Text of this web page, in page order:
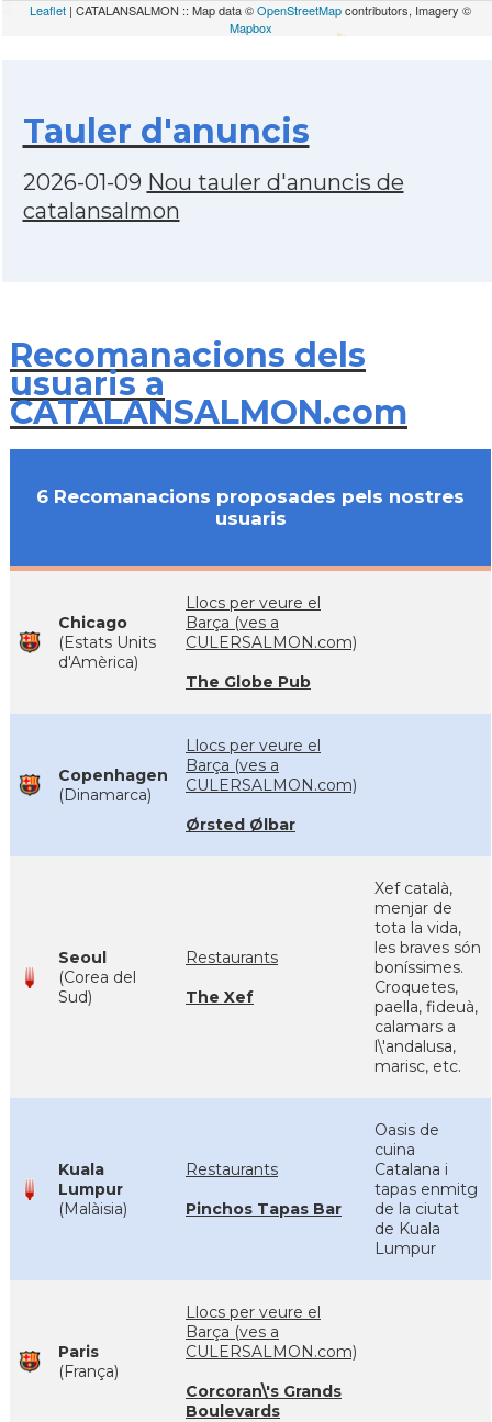
Leaflet | CATALANSALMON :: Map data ©OpenStreetMapcontributors, Imagery ©
Mapbox
Tauler d'anuncis
2026-01-09 Nou tauler d'anuncis de
catalansalmon
Recomanacions dels
usuaris a
CATALANSALMON.com
6 Recomanacions proposades pels nostres
usuaris
Chicago
(Estats Units
d'Amèrica)
Llocs per veure el
Barça (ves a
CULERSALMON.com)
The Globe Pub
Copenhagen
(Dinamarca)
Llocs per veure el
Barça (ves a
CULERSALMON.com)
Ørsted Ølbar
Seoul
(Corea del
Sud)
Restaurants
The Xef
Xef català,
menjar de
tota la vida,
les braves són
boníssimes.
Croquetes,
paella, fideuà,
calamars a
l\'andalusa,
marisc, etc.
Kuala
Lumpur
(Malàisia)
Restaurants
Pinchos Tapas Bar
Oasis de
cuina
Catalana i
tapas enmitg
de la ciutat
de Kuala
Lumpur
Paris
(França)
Llocs per veure el
Barça (ves a
CULERSALMON.com)
Corcoran\'s Grands
Boulevards